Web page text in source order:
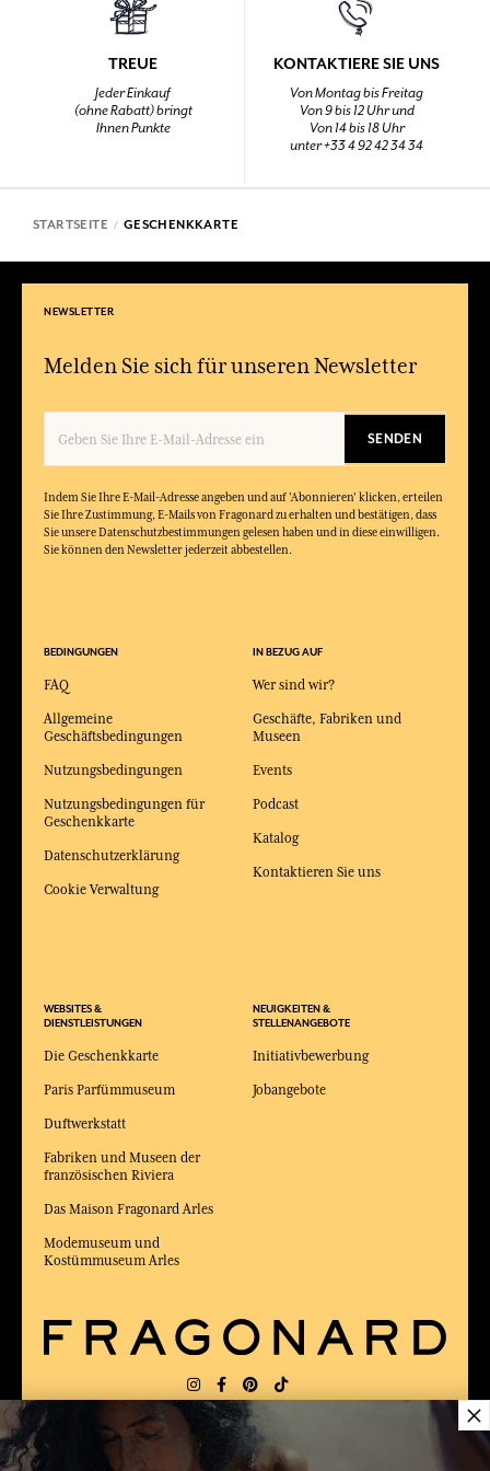
TREUE
Jeder Einkauf
(ohne Rabatt) bringt
Ihnen Punkte
KONTAKTIERE SIE UNS
Von Montag bis Freitag
Von 9 bis 12 Uhr und
Von 14 bis 18 Uhr
unter +33 4 92 42 34 34
STARTSEITE GESCHENKKARTE
NEWSLETTER
Melden Sie sich für unseren Newsletter
SENDEN
Indem Sie Ihre E-Mail-Adresse angeben und auf 'Abonnieren' klicken, erteilen
Sie Ihre Zustimmung, E-Mails von Fragonard zu erhalten und bestätigen, dass
Sie unsere Datenschutzbestimmungen gelesen haben und in diese einwilligen.
Sie können den Newsletter jederzeit abbestellen.
BEDINGUNGEN
FAQ
Allgemeine
Geschäftsbedingungen
Nutzungsbedingungen
Nutzungsbedingungen für
Geschenkkarte
Datenschutzerklärung
Cookie Verwaltung
WEBSITES &
DIENSTLEISTUNGEN
Die Geschenkkarte
Paris Parfümmuseum
Duftwerkstatt
Fabriken und Museen der
französischen Riviera
Das Maison Fragonard Arles
Modemuseum und
Kostümmuseum Arles
IN BEZUG AUF
Wer sind wir?
Geschäfte, Fabriken und
Museen
Events
Podcast
Katalog
Kontaktieren Sie uns
NEUIGKEITEN &
STELLENANGEBOTE
Initiativbewerbung
Jobangebote
LIEFERUNG: SPRACHE:
×